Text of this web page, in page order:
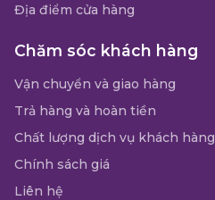
Địa điểm cửa hàng
Chăm sóc khách hàng
Vận chuyển và giao hàng
Trả hàng và hoàn tiền
Chất lượng dịch vụ khách hàng
Chính sách giá
Liên hệ